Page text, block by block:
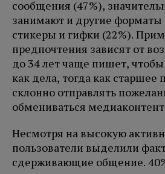
сообщения (47%),
занимают и другие форматы
стикеры и гифки (22%).
предпочтения зависят от
до 34 лет чаще пишет, чтобы
как дела, тогда как старшее
склонно отправлять
обмениваться
Несмотря на высокую
пользователи выделили
сдерживающие общение.